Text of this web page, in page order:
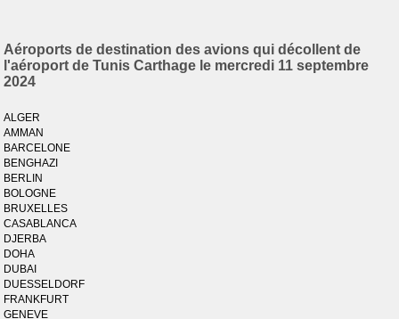
Aéroports de destination des avions qui décollent de
l'aéroport de Tunis Carthage le mercredi 11 septembre
2024
ALGER
AMMAN
BARCELONE
BENGHAZI
BERLIN
BOLOGNE
BRUXELLES
CASABLANCA
DJERBA
DOHA
DUBAI
DUESSELDORF
FRANKFURT
GENEVE